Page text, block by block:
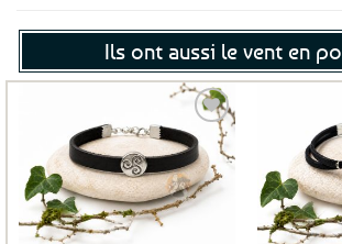
Ils ont aussi le vent en
Ajouter
aux
favoris